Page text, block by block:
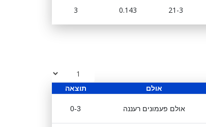
3 0.143 21-3
תוצאה אולם
0-3 אולם פעמונים רעננה